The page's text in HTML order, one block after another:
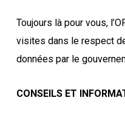
Toujours là pour vous,
visites dans le respect
données par le
CONSEILS ET